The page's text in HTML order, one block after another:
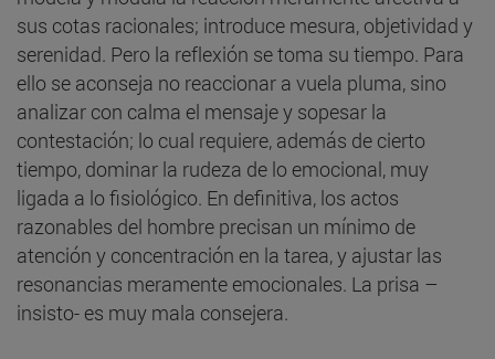
sus cotas racionales; introduce mesura, objetividad y
serenidad. Pero la reflexión se toma su tiempo. Para
ello se aconseja no reaccionar a vuela pluma, sino
analizar con calma el mensaje y sopesar la
contestación; lo cual requiere, además de cierto
tiempo, dominar la rudeza de lo emocional, muy
ligada a lo fisiológico. En definitiva, los actos
razonables del hombre precisan un mínimo de
atención y concentración en la tarea, y ajustar las
resonancias meramente emocionales. La prisa –
insisto- es muy mala consejera.